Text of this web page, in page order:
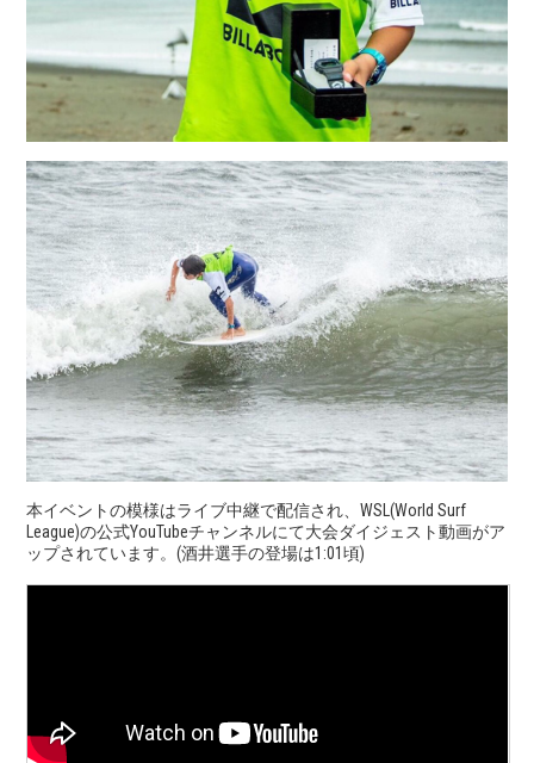
本イベントの模様はライブ中継で配信され、WSL(World Surf
League)の公式YouTubeチャンネルにて大会ダイジェスト動画がア
ップされています。(酒井選手の登場は1:01頃)